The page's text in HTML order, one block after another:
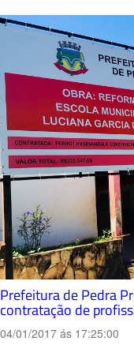
Prefeitura de Pedra
contratação de
04/01/2017 ás 17:25:00